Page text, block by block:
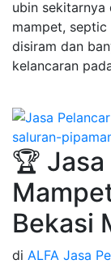
ubin sekitarnya
mampet,
disiram dan
kelancaran
🏆 Jasa
Bekasi
di ALFA Jasa